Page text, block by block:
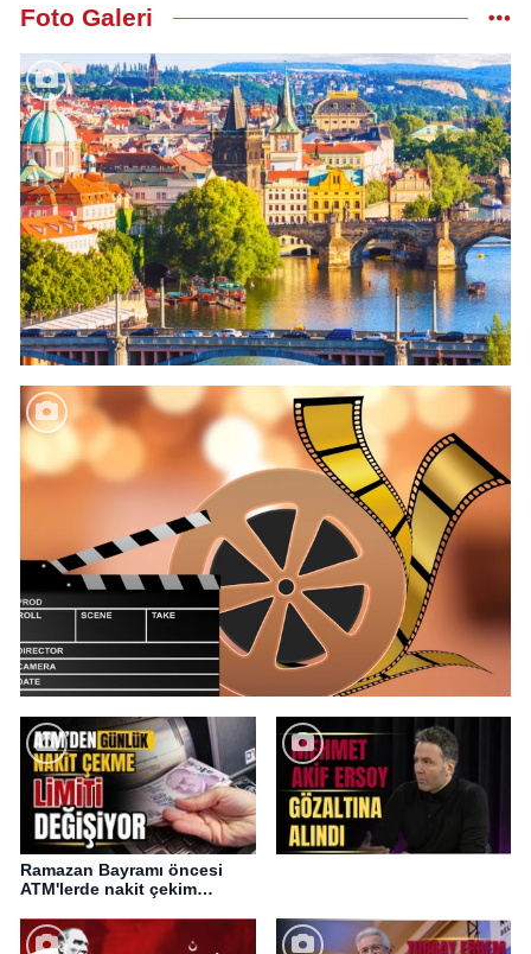
Foto Galeri
Ramazan Bayramı öncesi
ATM'lerde nakit çekim